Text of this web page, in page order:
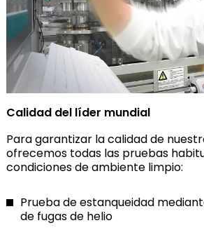
Calidad del líder mundial
Para garantizar la calidad de
ofrecemos todas las pruebas
condiciones de ambiente limpio:
Prueba de estanqueidad
de fugas de helio